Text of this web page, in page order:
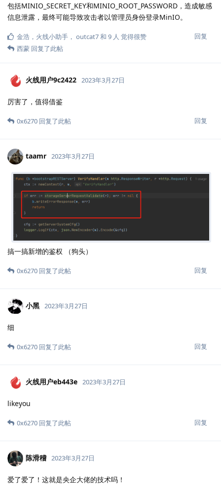
包括MINIO_SECRET_KEY和MINIO_ROOT_PASSWORD，造成敏感
信息泄露，最终可能导致攻击者以管理员身份登录MinIO。
回复
金浩 ， 火线小助手 ， outcat7和 9 人 觉得很赞
西蒙 回复了此帖
火线用户9c2422 2023年3月27日
厉害了，值得借鉴
回复
0x6270 回复了此帖
taamr 2023年3月27日
搞一搞新增的鉴权 （狗头）
回复
0x6270 回复了此帖
小黑 2023年3月27日
细
回复
0x6270 回复了此帖
火线用户eb443e 2023年3月27日
likeyou
回复
0x6270 回复了此帖
陈滑稽 2023年3月27日
爱了爱了！这就是央企大佬的技术吗！